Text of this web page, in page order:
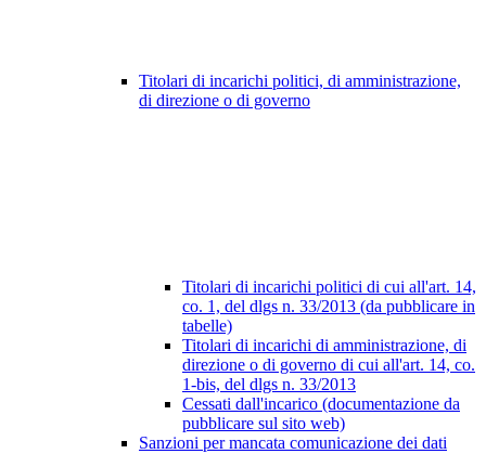
Titolari di incarichi politici, di amministrazione,
di direzione o di governo
Titolari di incarichi politici di cui all'art. 14,
co. 1, del dlgs n. 33/2013 (da pubblicare in
tabelle)
Titolari di incarichi di amministrazione, di
direzione o di governo di cui all'art. 14, co.
1-bis, del dlgs n. 33/2013
Cessati dall'incarico (documentazione da
pubblicare sul sito web)
Sanzioni per mancata comunicazione dei dati